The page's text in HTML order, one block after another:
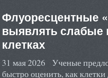
Флуоресцентные
выявлять слабые
клетках
31 мая 2026 Ученые
быстро оценить, как